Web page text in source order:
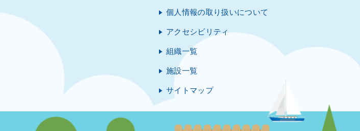
個人情報の取り扱いについて
アクセシビリティ
組織一覧
施設一覧
サイトマップ